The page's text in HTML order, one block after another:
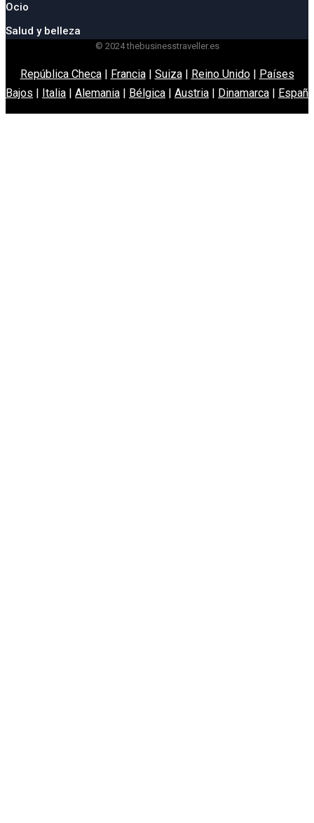
Ocio
Salud y belleza
© 2024 thebusinesstraveller.es
República Checa| Francia| Suiza| Reino Unido| Países
Bajos | Italia | Alemania | Bélgica | Austria | Dinamarca | España